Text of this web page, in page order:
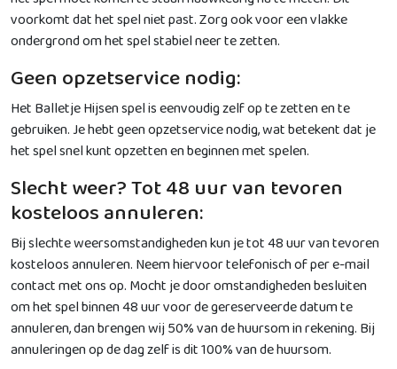
voorkomt dat het spel niet past. Zorg ook voor een vlakke
ondergrond om het spel stabiel neer te zetten.
Geen opzetservice nodig:
Het Balletje Hijsen spel is eenvoudig zelf op te zetten en te
gebruiken. Je hebt geen opzetservice nodig, wat betekent dat je
het spel snel kunt opzetten en beginnen met spelen.
Slecht weer? Tot 48 uur van tevoren
kosteloos annuleren:
Bij slechte weersomstandigheden kun je tot 48 uur van tevoren
kosteloos annuleren. Neem hiervoor telefonisch of per e-mail
contact met ons op. Mocht je door omstandigheden besluiten
om het spel binnen 48 uur voor de gereserveerde datum te
annuleren, dan brengen wij 50% van de huursom in rekening. Bij
annuleringen op de dag zelf is dit 100% van de huursom.